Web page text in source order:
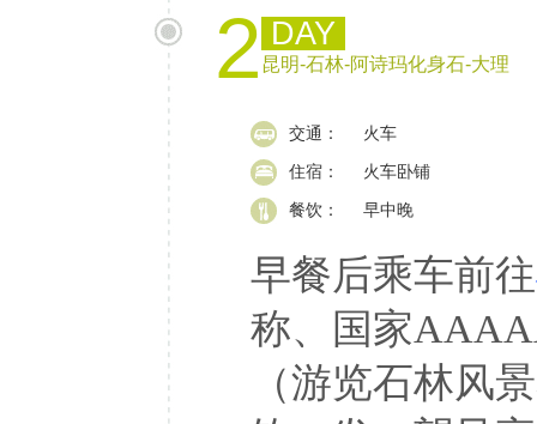
2 DAY
昆明-石林-阿诗玛化身石-大理
交通： 火车
住宿： 火车卧铺
餐饮： 早中晚
早餐后乘车前往
称、国家
（游览石林风